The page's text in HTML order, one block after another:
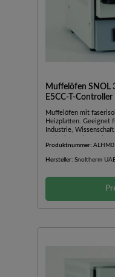
Muffelöfen SNOL
E5CC-T-Controller
Muffelöfen mit
Heizplatten. Geeignet
Industrie,
pulverbeschichtetem
Temperaturregler
Regler mit 8
Produktnummer:
Hersteller: Snoltherm